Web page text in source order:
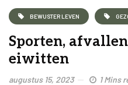
BEWUSTER LEVEN
Sporten,
eiwitten
augustus 15, 2023 1 Mins